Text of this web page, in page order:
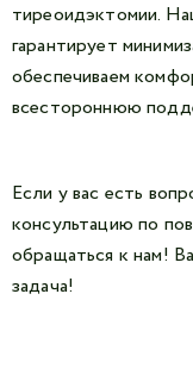
тиреоидэктомии.
гарантирует
обеспечиваем
всестороннюю
Если у вас есть
консультацию по
обращаться к нам!
задача!